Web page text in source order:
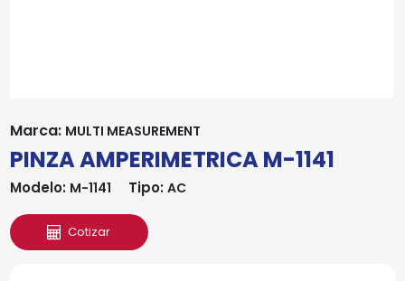
Marca: MULTI MEASUREMENT
PINZA AMPERIMETRICA M-1141
Modelo: M-1141 Tipo: AC
Cotizar